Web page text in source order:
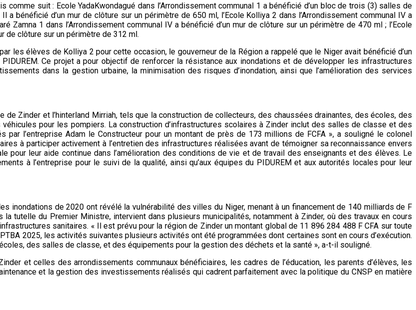
suit : Ecole YadaKwondagué dans l’Arrondissement communal 1 a bénéficié d’un bloc de trois (3) salles de
a bénéficié d’un mur de clôture sur un périmètre de 650 ml, l’Ecole Kolliya 2 dans l’Arrondissement communal IV a
Zamna 1 dans l’Arrondissement communal IV a bénéficié d’un mur de clôture sur un périmètre de 470 ml ; l’Ecole
de clôture sur un périmètre de 312 ml.
les élèves de Kolliya 2 pour cette occasion, le gouverneur de la Région a rappelé que le Niger avait bénéficié d’un
Ce projet a pour objectif de renforcer la résistance aux inondations et de développer les infrastructures
dans la gestion urbaine, la minimisation des risques d’inondation, ainsi que l’amélioration des services
Zinder et l’hinterland Mirriah, tels que la construction de collecteurs, des chaussées drainantes, des écoles, des
pour les pompiers. La construction d’infrastructures scolaires à Zinder inclut des salles de classe et des
l’entreprise Adam le Constructeur pour un montant de près de 173 millions de FCFA », a souligné le colonel
à participer activement à l’entretien des infrastructures réalisées avant de témoigner sa reconnaissance envers
pour leur aide continue dans l’amélioration des conditions de vie et de travail des enseignants et des élèves. Le
à l’entreprise pour le suivi de la qualité, ainsi qu’aux équipes du PIDUREM et aux autorités locales pour leur
inondations de 2020 ont révélé la vulnérabilité des villes du Niger, menant à un financement de 140 milliards de F
tutelle du Premier Ministre, intervient dans plusieurs municipalités, notamment à Zinder, où des travaux en cours
sanitaires. « Il est prévu pour la région de Zinder un montant global de 11 896 284 488 F CFA sur toute
2025, les activités suivantes plusieurs activités ont été programmées dont certaines sont en cours d’exécution.
des salles de classe, et des équipements pour la gestion des déchets et la santé », a-t-il souligné.
et celles des arrondissements communaux bénéficiaires, les cadres de l’éducation, les parents d’élèves, les
et la gestion des investissements réalisés qui cadrent parfaitement avec la politique du CNSP en matière